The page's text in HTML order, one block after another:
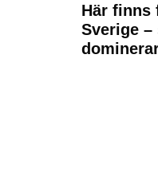
Här finns
Sverige